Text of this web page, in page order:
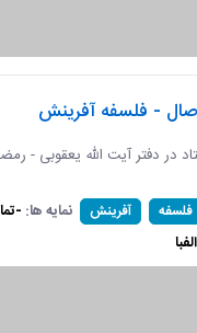
- فلسفه آفرینش
در دفتر آیت الله یعقوبی - رمضان
فلسفه آفرینش نمایه ها: -